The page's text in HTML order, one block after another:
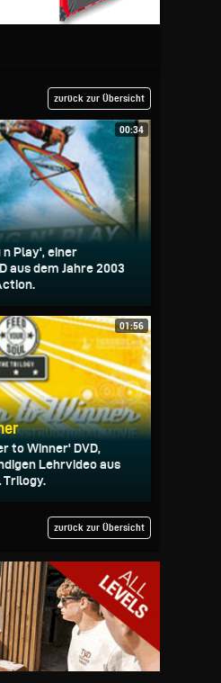
zurück zur Übersicht
00:34
n Play', einer
aus dem Jahre 2003
01:56
to Winner' DVD,
Lehrvideo aus
Trilogy.
zurück zur Übersicht